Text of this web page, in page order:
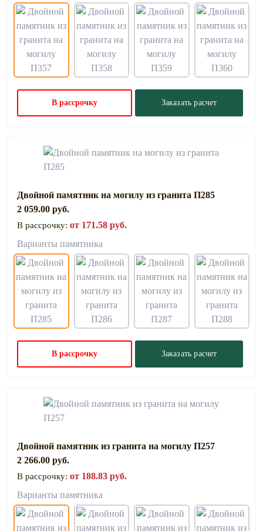
В рассрочку Заказать расчет
Двойной памятник на могилу из гранита П285
2 059.00 руб.
В рассрочку: от 171.58 руб.
Варианты памятника
В рассрочку Заказать расчет
Двойной памятник из гранита на могилу П257
2 266.00 руб.
В рассрочку: от 188.83 руб.
Варианты памятника